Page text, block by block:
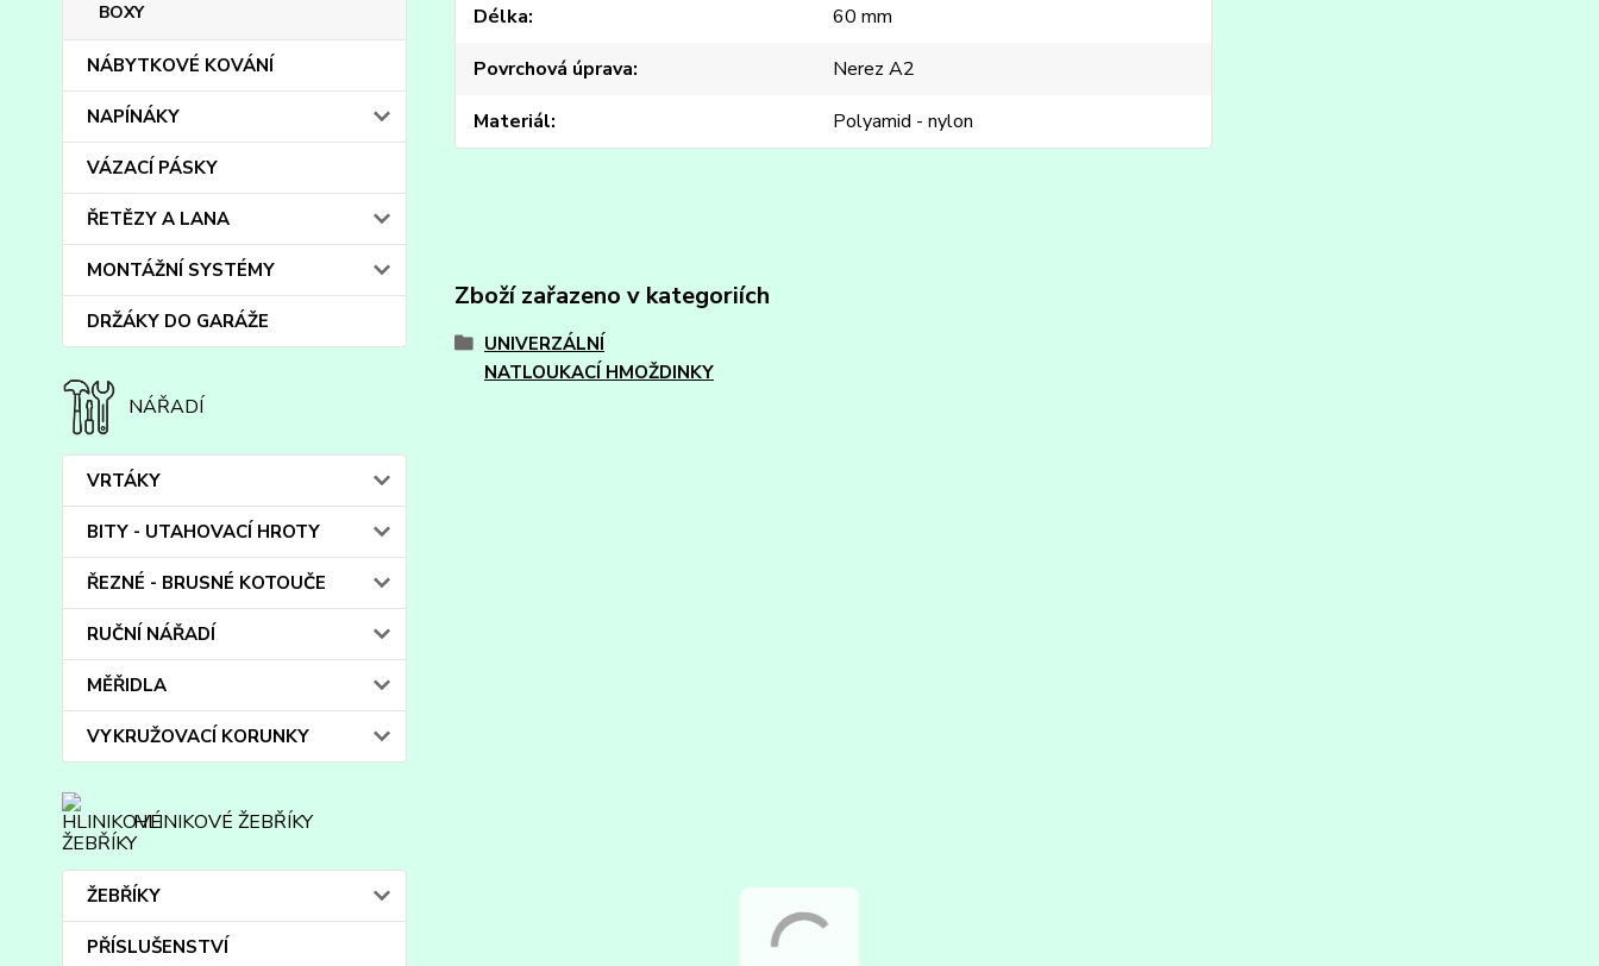
BOXY
NÁBYTKOVÉ KOVÁNÍ
NAPÍNÁKY
VÁZACÍ PÁSKY
ŘETĚZY A LANA
MONTÁŽNÍ SYSTÉMY
DRŽÁKY DO GARÁŽE
NÁŘADÍ
VRTÁKY
BITY - UTAHOVACÍ HROTY
ŘEZNÉ - BRUSNÉ KOTOUČE
RUČNÍ NÁŘADÍ
MĚŘIDLA
VYKRUŽOVACÍ KORUNKY
HLINIKOVÉ ŽEBŘÍKY
ŽEBŘÍKY
PŘÍSLUŠENSTVÍ
Délka
60 mm
Povrchová úprava
Nerez A2
Materiál
Polyamid - nylon
Zboží zařazeno v kategoriích
UNIVERZÁLNÍ
NATLOUKACÍ HMOŽDINKY